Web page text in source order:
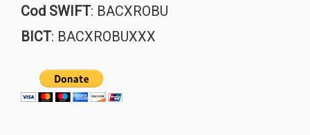
Cod SWIFT: BACXROBU
BICT: BACXROBUXXX